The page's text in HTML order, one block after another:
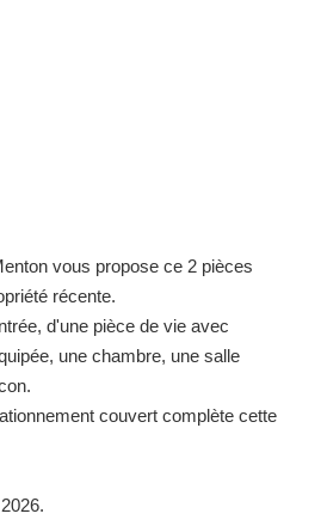
vous propose ce 2 pièces
récente.
d'une pièce de vie avec
une chambre, une salle
couvert complète cette